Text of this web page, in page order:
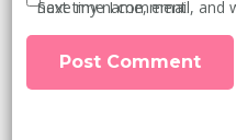
Save my name, email, and website in this browser for the next time I comment.